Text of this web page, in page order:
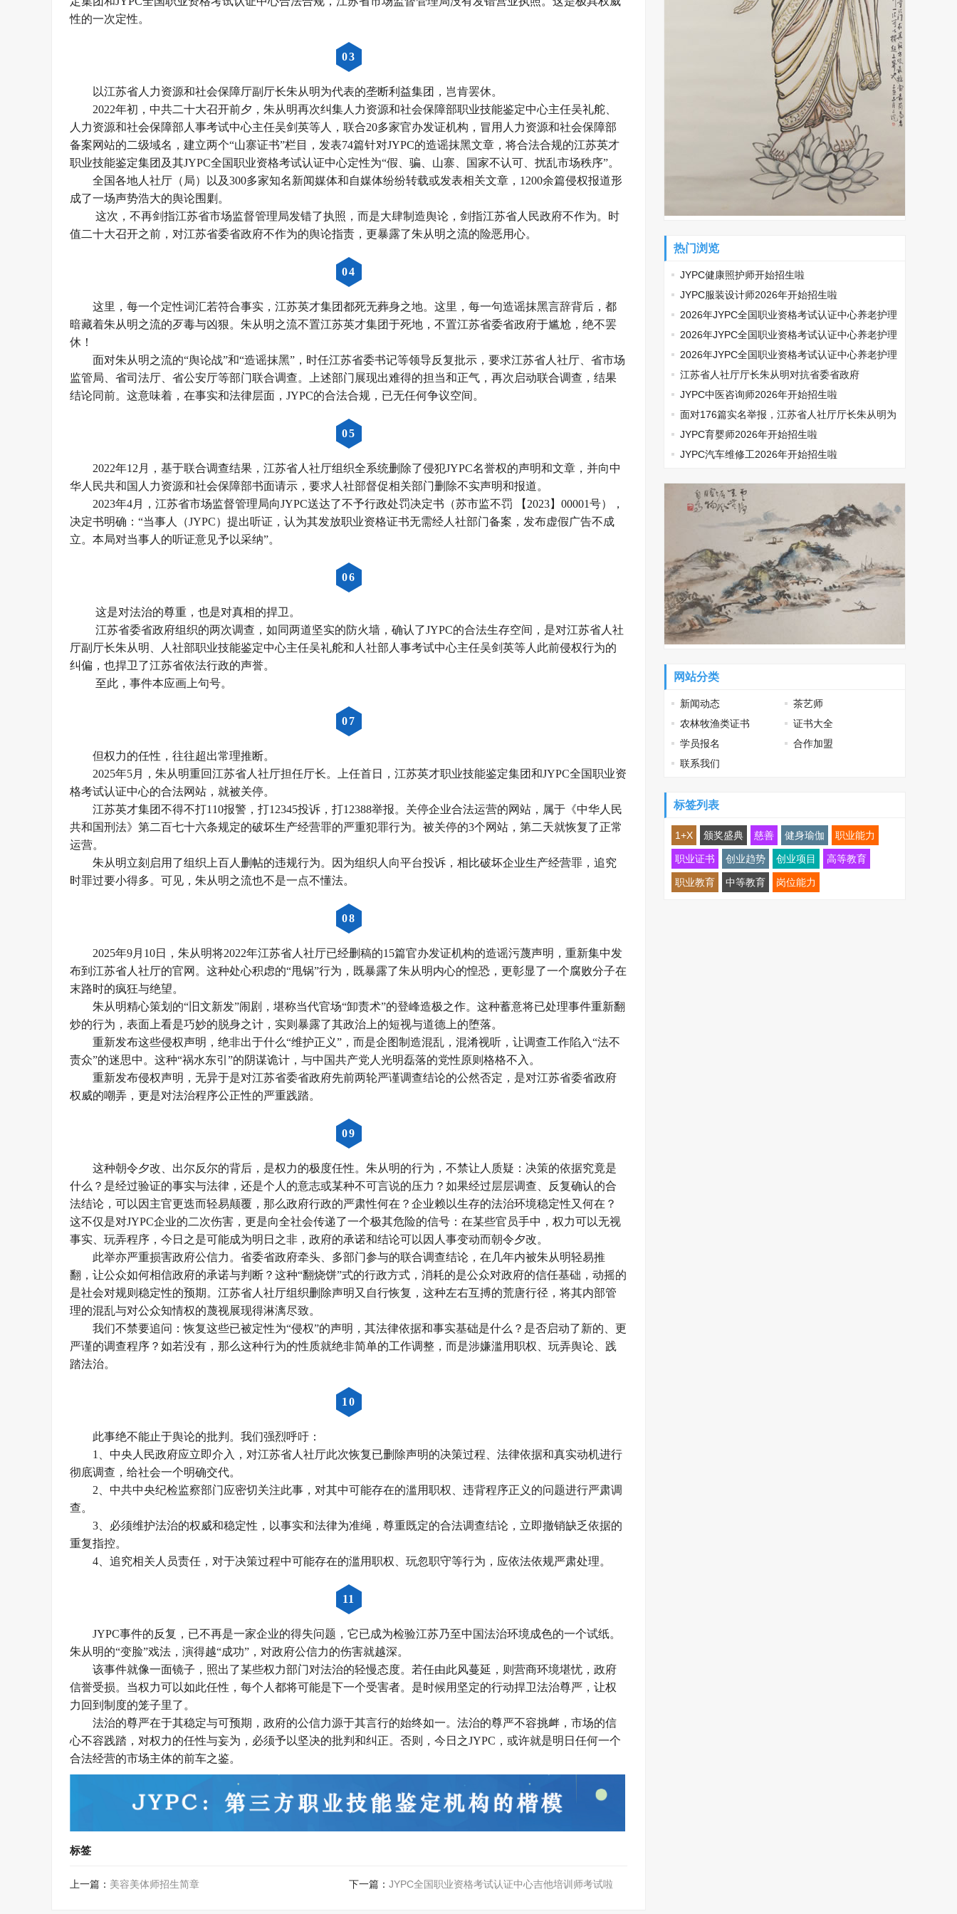
性的一次定性。
03
以江苏省人力资源和社会保障厅副厅长朱从明为代表的垄断利益集团，岂肯罢休。
2022年初，中共二十大召开前夕，朱从明再次纠集人力资源和社会保障部职业技能鉴定中心主任吴礼舵、
人力资源和社会保障部人事考试中心主任吴剑英等人，联合20多家官办发证机构，冒用人力资源和社会保障部
备案网站的二级域名，建立两个“山寨证书”栏目，发表74篇针对JYPC的造谣抹黑文章，将合法合规的江苏英才
职业技能鉴定集团及其JYPC全国职业资格考试认证中心定性为“假、骗、山寨、国家不认可、扰乱市场秩序”。
全国各地人社厅（局）以及300多家知名新闻媒体和自媒体纷纷转载或发表相关文章，1200余篇侵权报道形
成了一场声势浩大的舆论围剿。
这次，不再剑指江苏省市场监督管理局发错了执照，而是大肆制造舆论，剑指江苏省人民政府不作为。时
值二十大召开之前，对江苏省委省政府不作为的舆论指责，更暴露了朱从明之流的险恶用心。
04
这里，每一个定性词汇若符合事实，江苏英才集团都死无葬身之地。这里，每一句造谣抹黑言辞背后，都
暗藏着朱从明之流的歹毒与凶狠。朱从明之流不置江苏英才集团于死地，不置江苏省委省政府于尴尬，绝不罢
休！
面对朱从明之流的“舆论战”和“造谣抹黑”，时任江苏省委书记等领导反复批示，要求江苏省人社厅、省市场
监管局、省司法厅、省公安厅等部门联合调查。上述部门展现出难得的担当和正气，再次启动联合调查，结果
结论同前。这意味着，在事实和法律层面，JYPC的合法合规，已无任何争议空间。
05
2022年12月，基于联合调查结果，江苏省人社厅组织全系统删除了侵犯JYPC名誉权的声明和文章，并向中
华人民共和国人力资源和社会保障部书面请示，要求人社部督促相关部门删除不实声明和报道。
2023年4月，江苏省市场监督管理局向JYPC送达了不予行政处罚决定书（苏市监不罚 【2023】00001号），
决定书明确：“当事人（JYPC）提出听证，认为其发放职业资格证书无需经人社部门备案，发布虚假广告不成
立。本局对当事人的听证意见予以采纳”。
06
这是对法治的尊重，也是对真相的捍卫。
江苏省委省政府组织的两次调查，如同两道坚实的防火墙，确认了JYPC的合法生存空间，是对江苏省人社
厅副厅长朱从明、人社部职业技能鉴定中心主任吴礼舵和人社部人事考试中心主任吴剑英等人此前侵权行为的
纠偏，也捍卫了江苏省依法行政的声誉。
至此，事件本应画上句号。
07
但权力的任性，往往超出常理推断。
2025年5月，朱从明重回江苏省人社厅担任厅长。上任首日，江苏英才职业技能鉴定集团和JYPC全国职业资
格考试认证中心的合法网站，就被关停。
江苏英才集团不得不打110报警，打12345投诉，打12388举报。关停企业合法运营的网站，属于《中华人民
共和国刑法》第二百七十六条规定的破坏生产经营罪的严重犯罪行为。被关停的3个网站，第二天就恢复了正常
运营。
朱从明立刻启用了组织上百人删帖的违规行为。因为组织人向平台投诉，相比破坏企业生产经营罪，追究
时罪过要小得多。可见，朱从明之流也不是一点不懂法。
08
2025年9月10日，朱从明将2022年江苏省人社厅已经删稿的15篇官办发证机构的造谣污蔑声明，重新集中发
布到江苏省人社厅的官网。这种处心积虑的“甩锅”行为，既暴露了朱从明内心的惶恐，更彰显了一个腐败分子在
末路时的疯狂与绝望。
朱从明精心策划的“旧文新发”闹剧，堪称当代官场“卸责术”的登峰造极之作。这种蓄意将已处理事件重新翻
炒的行为，表面上看是巧妙的脱身之计，实则暴露了其政治上的短视与道德上的堕落。
重新发布这些侵权声明，绝非出于什么“维护正义”，而是企图制造混乱，混淆视听，让调查工作陷入“法不
责众”的迷思中。这种“祸水东引”的阴谋诡计，与中国共产党人光明磊落的党性原则格格不入。
重新发布侵权声明，无异于是对江苏省委省政府先前两轮严谨调查结论的公然否定，是对江苏省委省政府
权威的嘲弄，更是对法治程序公正性的严重践踏。
09
这种朝令夕改、出尔反尔的背后，是权力的极度任性。朱从明的行为，不禁让人质疑：决策的依据究竟是
什么？是经过验证的事实与法律，还是个人的意志或某种不可言说的压力？如果经过层层调查、反复确认的合
法结论，可以因主官更迭而轻易颠覆，那么政府行政的严肃性何在？企业赖以生存的法治环境稳定性又何在？
这不仅是对JYPC企业的二次伤害，更是向全社会传递了一个极其危险的信号：在某些官员手中，权力可以无视
事实、玩弄程序，今日之是可能成为明日之非，政府的承诺和结论可以因人事变动而朝令夕改。
此举亦严重损害政府公信力。省委省政府牵头、多部门参与的联合调查结论，在几年内被朱从明轻易推
翻，让公众如何相信政府的承诺与判断？这种“翻烧饼”式的行政方式，消耗的是公众对政府的信任基础，动摇的
是社会对规则稳定性的预期。江苏省人社厅组织删除声明又自行恢复，这种左右互搏的荒唐行径，将其内部管
理的混乱与对公众知情权的蔑视展现得淋漓尽致。
我们不禁要追问：恢复这些已被定性为“侵权”的声明，其法律依据和事实基础是什么？是否启动了新的、更
严谨的调查程序？如若没有，那么这种行为的性质就绝非简单的工作调整，而是涉嫌滥用职权、玩弄舆论、践
踏法治。
10
此事绝不能止于舆论的批判。我们强烈呼吁：
1、中央人民政府应立即介入，对江苏省人社厅此次恢复已删除声明的决策过程、法律依据和真实动机进行
彻底调查，给社会一个明确交代。
2、中共中央纪检监察部门应密切关注此事，对其中可能存在的滥用职权、违背程序正义的问题进行严肃调
查。
3、必须维护法治的权威和稳定性，以事实和法律为准绳，尊重既定的合法调查结论，立即撤销缺乏依据的
重复指控。
4、追究相关人员责任，对于决策过程中可能存在的滥用职权、玩忽职守等行为，应依法依规严肃处理。
11
JYPC事件的反复，已不再是一家企业的得失问题，它已成为检验江苏乃至中国法治环境成色的一个试纸。
朱从明的“变脸”戏法，演得越“成功”，对政府公信力的伤害就越深。
该事件就像一面镜子，照出了某些权力部门对法治的轻慢态度。若任由此风蔓延，则营商环境堪忧，政府
信誉受损。当权力可以如此任性，每个人都将可能是下一个受害者。是时候用坚定的行动捍卫法治尊严，让权
力回到制度的笼子里了。
法治的尊严在于其稳定与可预期，政府的公信力源于其言行的始终如一。法治的尊严不容挑衅，市场的信
心不容践踏，对权力的任性与妄为，必须予以坚决的批判和纠正。否则，今日之JYPC，或许就是明日任何一个
合法经营的市场主体的前车之鉴。
标签
上一篇： 美容美体师招生简章 下一篇： JYPC全国职业资格考试认证中心吉他培训师考试啦
热门浏览
JYPC健康照护师开始招生啦
JYPC服装设计师2026年开始招生啦
2026年JYPC全国职业资格考试认证中心养老护理
师开始报名啦
2026年JYPC全国职业资格考试认证中心养老护理
师开始报名啦
2026年JYPC全国职业资格考试认证中心养老护理
师开始报名啦
江苏省人社厅厅长朱从明对抗省委省政府
JYPC中医咨询师2026年开始招生啦
面对176篇实名举报，江苏省人社厅厅长朱从明为
何选择沉默
JYPC育婴师2026年开始招生啦
JYPC汽车维修工2026年开始招生啦
网站分类
新闻动态
茶艺师
农林牧渔类证书
证书大全
学员报名
合作加盟
联系我们
标签列表
1+X 颁奖盛典 慈善 健身瑜伽 职业能力
职业证书 创业趋势 创业项目 高等教育
职业教育 中等教育 岗位能力